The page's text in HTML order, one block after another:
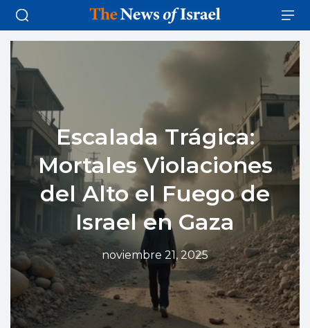
Escalada Trágica:
Mortales Violaciones
del Alto el Fuego de
Israel en Gaza
noviembre 21, 2025